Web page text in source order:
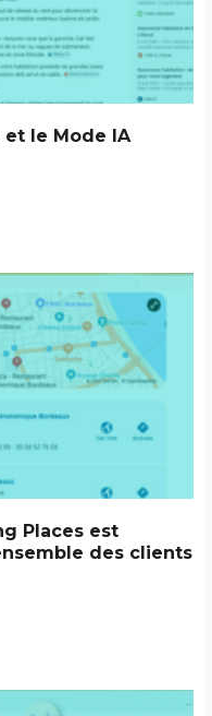
et le Mode IA
Places est
des clients